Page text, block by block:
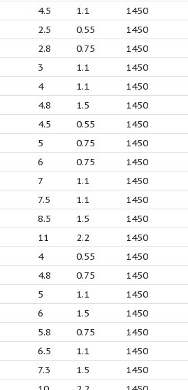
31
2 30
2 32
2
30 11
2
30 11
2
30 15
0.9 0.12
0.18
4
2 0.25
4
2.5 0.37
4 3.5 0.55
4 0.75
4.5 1.1
2.5 0.55
4 2.8 0.75
4 3 1.1
4
4 1.1
4.8 1.5